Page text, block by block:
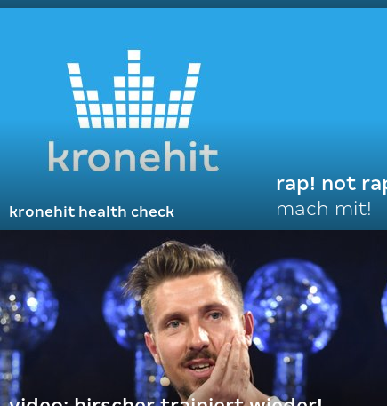
kronehit health check
rap! not
mach mit!